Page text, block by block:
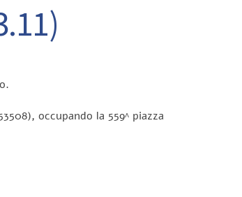
occupando la 559^ piazza